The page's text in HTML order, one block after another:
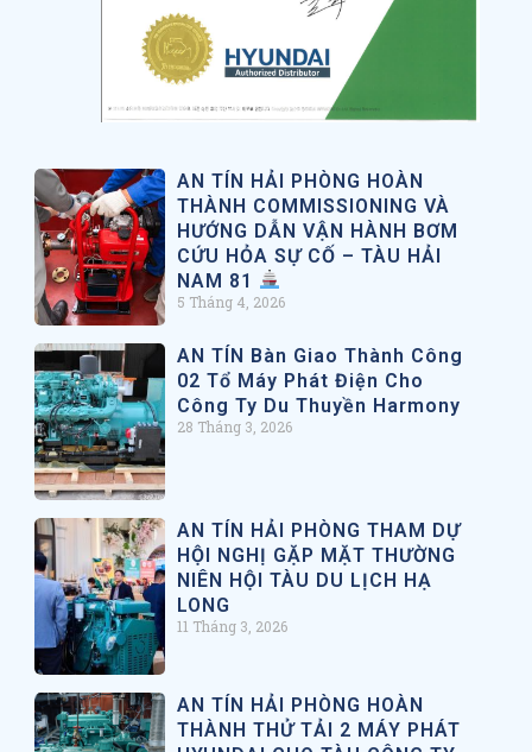
AN TÍN HẢI PHÒNG HOÀN
THÀNH COMMISSIONING VÀ
HƯỚNG DẪN VẬN HÀNH BƠM
CỨU HỎA SỰ CỐ – TÀU HẢI
NAM 81
5 Tháng 4, 2026
AN TÍN Bàn Giao Thành Công
02 Tổ Máy Phát Điện Cho
Công Ty Du Thuyền Harmony
28 Tháng 3, 2026
AN TÍN HẢI PHÒNG THAM DỰ
HỘI NGHỊ GẶP MẶT THƯỜNG
NIÊN HỘI TÀU DU LỊCH HẠ
LONG
11 Tháng 3, 2026
AN TÍN HẢI PHÒNG HOÀN
THÀNH THỬ TẢI 2 MÁY PHÁT